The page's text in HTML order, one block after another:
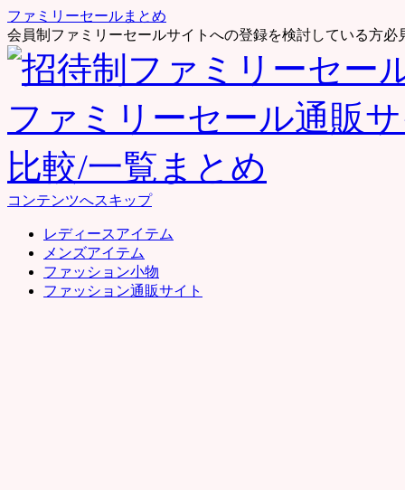
ファミリーセールまとめ
会員制ファミリーセールサイトへの登録を検討している方
コンテンツへスキップ
レディースアイテム
メンズアイテム
ファッション小物
ファッション通販サイト